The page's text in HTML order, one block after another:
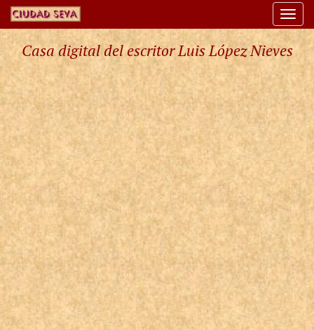
Casa digital del escritor Luis López Nieves